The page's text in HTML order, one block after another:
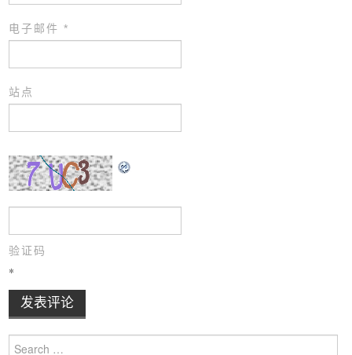
电子邮件*
站点
验证码
*
Search for: